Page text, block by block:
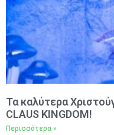
Τα καλύτερα
CLAUS KINGDOM!
Περισσότερα »